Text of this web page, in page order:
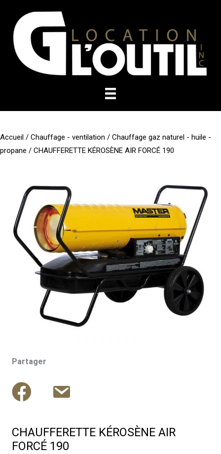
contenu
Accueil / Chauffage - ventilation / Chauffage gaz naturel - huile -
propane / CHAUFFERETTE KÉROSÈNE AIR FORCÉ 190
Partager
CHAUFFERETTE KÉROSÈNE AIR
FORCÉ 190